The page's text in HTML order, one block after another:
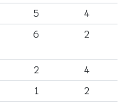
5 4
6 2
2 4
1 2